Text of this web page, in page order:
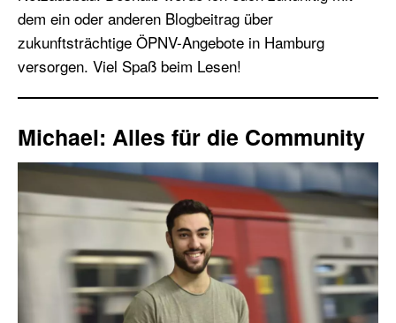
dem ein oder anderen Blogbeitrag über
zukunftsträchtige ÖPNV-Angebote in Hamburg
versorgen. Viel Spaß beim Lesen!
Michael: Alles für die Community